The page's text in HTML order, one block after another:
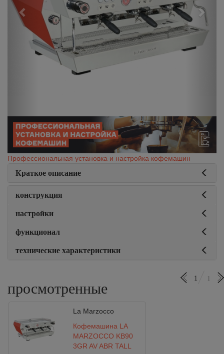
Профессиональная установка и настройка кофемашин
Краткое описание
конструкция
настройки
функционал
технические характеристики
просмотренные
1 1
La Marzocco
Кофемашина LA
MARZOCCO KB90
3GR AV ABR TALL